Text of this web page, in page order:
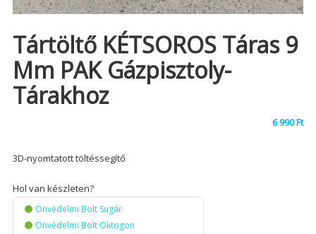
Tártöltő KÉTSOROS Táras 9
Mm PAK Gázpisztoly-
Tárakhoz
6 990Ft
3D-nyomtatott töltéssegítő
Hol van készleten?
Önvédelmi Bolt Sugár
Önvédelmi Bolt Oktogon